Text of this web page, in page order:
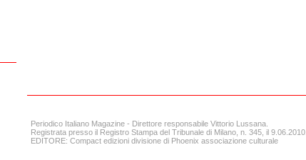
Periodico Italiano Magazine - Direttore responsabile Vittorio Lussana.
Registrata presso il Registro Stampa del Tribunale di Milano, n. 345, il 9.06.2010.
EDITORE: Compact edizioni divisione di Phoenix associazione culturale